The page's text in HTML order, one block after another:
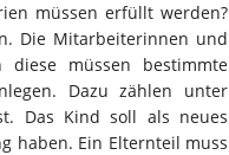
müssen erfüllt werden?
Die Mitarbeiterinnen und
müssen bestimmte
Dazu zählen unter
Das Kind soll als neues
haben. Ein Elternteil muss